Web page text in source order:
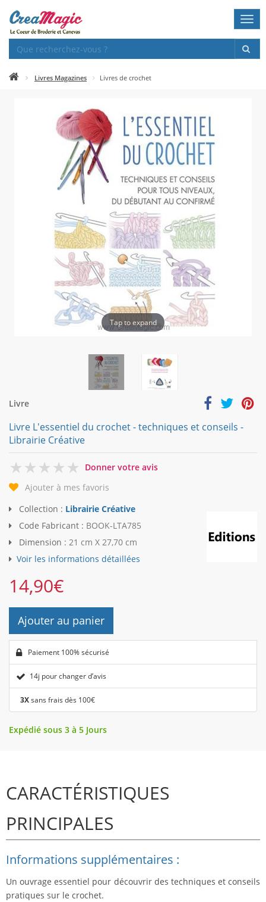
Livres Magazines Livres de crochet
Tap to expand
Livre
Livre L'essentiel du crochet - techniques et conseils -
Librairie Créative
0
Donner votre avis
Ajouter à mes favoris
Collection : Librairie Créative
Code Fabricant : BOOK-LTA785
Dimension : 21 cm X 27,70 cm
Voir les informations détaillées
14,90€
Ajouter au panier
Paiement 100% sécurisé
14j pour changer d’avis
3Xsans frais dès 100€
Expédié sous 3 à 5 Jours
CARACTÉRISTIQUES
PRINCIPALES
Informations supplémentaires :
Un ouvrage essentiel pour découvrir des techniques et conseils
pratiques sur le crochet.